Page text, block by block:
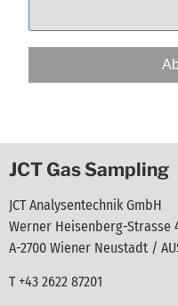
JCT Gas Sampling
JCT Analysentechnik GmbH
Werner Heisenberg-Strasse
A-2700 Wiener Neustadt /
T +43 2622 87201